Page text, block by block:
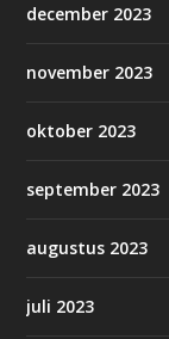
december 2023
november 2023
oktober 2023
september 2023
augustus 2023
juli 2023